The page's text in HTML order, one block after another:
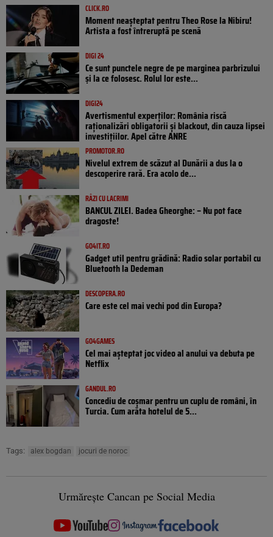
CLICK.RO
Moment neașteptat pentru Theo Rose la Nibiru!
Artista a fost întreruptă pe scenă
DIGI 24
Ce sunt punctele negre de pe marginea parbrizului
și la ce folosesc. Rolul lor este...
DIGI24
Avertismentul experților: România riscă
raționalizări obligatorii și blackout, din cauza lipsei
investițiilor. Apel către ANRE
PROMOTOR.RO
Nivelul extrem de scăzut al Dunării a dus la o
descoperire rară. Era acolo de...
RÂZI CU LACRIMI
BANCUL ZILEI. Badea Gheorghe: – Nu pot face
dragoste!
GO4IT.RO
Gadget util pentru grădină: Radio solar portabil cu
Bluetooth la Dedeman
DESCOPERA.RO
Care este cel mai vechi pod din Europa?
GO4GAMES
Cel mai așteptat joc video al anului va debuta pe
Netflix
GANDUL.RO
Concediu de coșmar pentru un cuplu de români, în
Turcia. Cum arăta hotelul de 5...
Tags: alex bogdan jocuri de noroc
Urmărește Cancan pe Social Media